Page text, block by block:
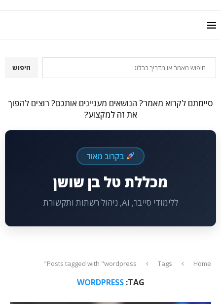
חיפוש
סיימתם לקרוא מאמר? הנושאים מעניינים אותכם? רוצים להפוך
את זה למקצוע?
בקרוב מאוד
מכללת טל בן שושן
ללימודי סייבר, AI, ניהול רשתות ותקשורת
Home
Tags
Posts tagged with "wordpress"
TAG:
WORDPRESS